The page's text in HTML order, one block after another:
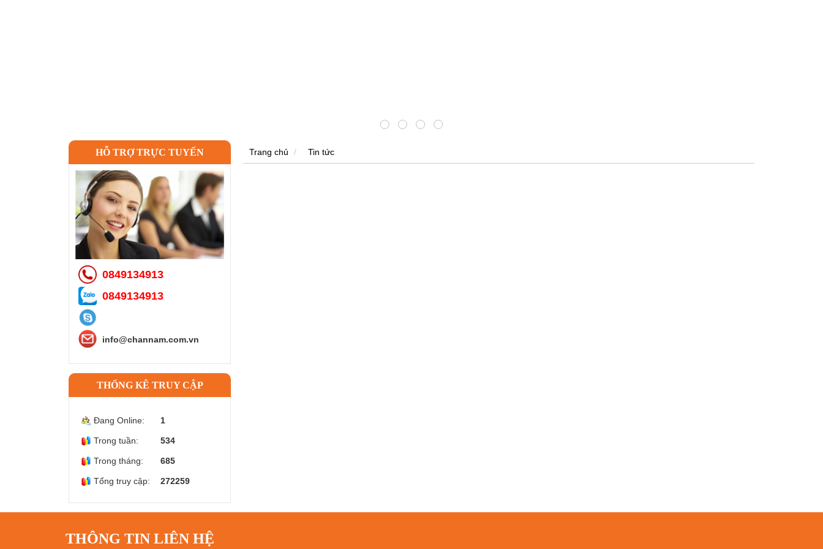
HỖ TRỢ TRỰC TUYẾN
0849134913
0849134913
info@channam.com.vn
THỐNG KÊ TRUY CẬP
Đang Online: 1
Trong tuần: 534
Trong tháng: 685
Tổng truy cập: 272259
Trang chủ Tin tức
THÔNG TIN LIÊN HỆ